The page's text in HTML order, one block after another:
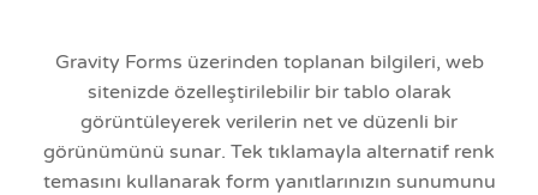
Gravity Forms üzerinden toplanan bilgileri, web
sitenizde özelleştirilebilir bir tablo olarak
görüntüleyerek verilerin net ve düzenli bir
görünümünü sunar. Tek tıklamayla alternatif renk
temasını kullanarak form yanıtlarınızın sunumunu